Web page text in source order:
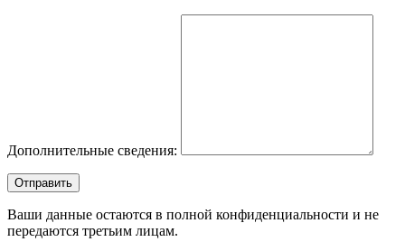
Дополнительные сведения:
Ваши данные остаются в полной конфиденциальности и не
передаются третьим лицам.